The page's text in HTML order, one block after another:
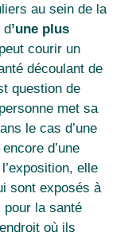
au sein de la
d’une plus
peut courir un
découlant de
question de
met sa
le cas d’une
d’une
elle
sont exposés à
la santé
où ils